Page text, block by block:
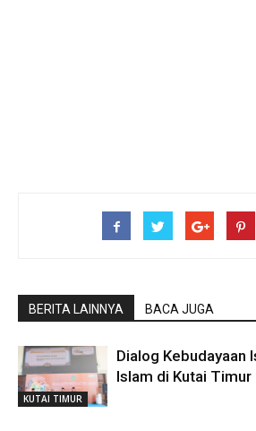
BERITA LAINNYA BACA JUGA
KUTAI TIMUR
Dialog Kebudayaan
Islam di Kutai Timur